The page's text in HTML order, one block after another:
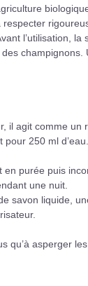
l’utilisation,
il agit comme
250 ml d’eau.
purée puis
une nuit.
savon liquide,
asperger